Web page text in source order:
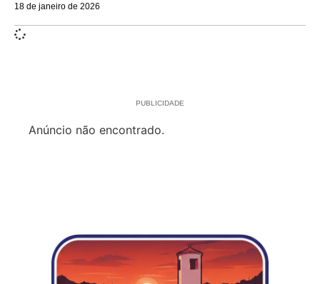
18 de janeiro de 2026
PUBLICIDADE
Anúncio não encontrado.